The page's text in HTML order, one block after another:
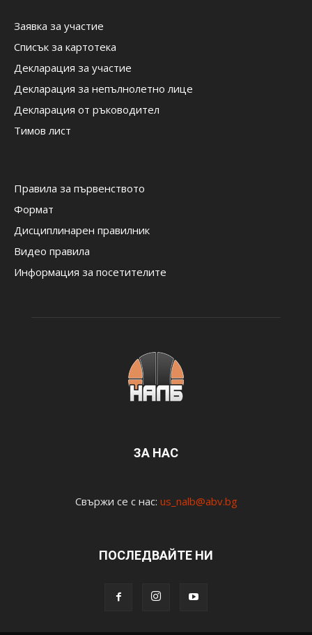
Заявка за участие
Списък за картотека
Декларация за участие
Декларация за непълнолетно лице
Декларация от ръководител
Тимов лист
Правила за първенството
Формат
Дисциплинарен правилник
Видео правила
Информация за посетителите
ЗА НАС
Свържи се с нас: us_nalb@abv.bg
ПОСЛЕДВАЙТЕ НИ